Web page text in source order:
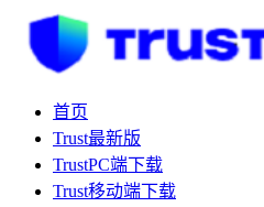
首页
Trust最新版
TrustPC端下载
Trust移动端下载